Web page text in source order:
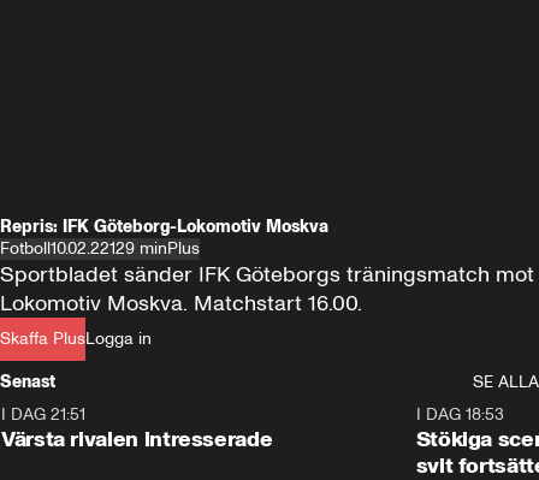
Repris: IFK Göteborg-Lokomotiv Moskva
Fotboll10.02.22129 minPlus
Skaffa PlusLogga in
Sportbladet sänder IFK Göteborgs träningsmatch mot
Lokomotiv Moskva. Matchstart 16.00.
Senast
SE ALLA
I DAG 21:51
Värsta rivalen intresserade
I DAG 18:53
Stökiga
svit